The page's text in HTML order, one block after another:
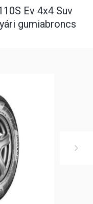
Ev 4x4 Suv
gumiabroncs